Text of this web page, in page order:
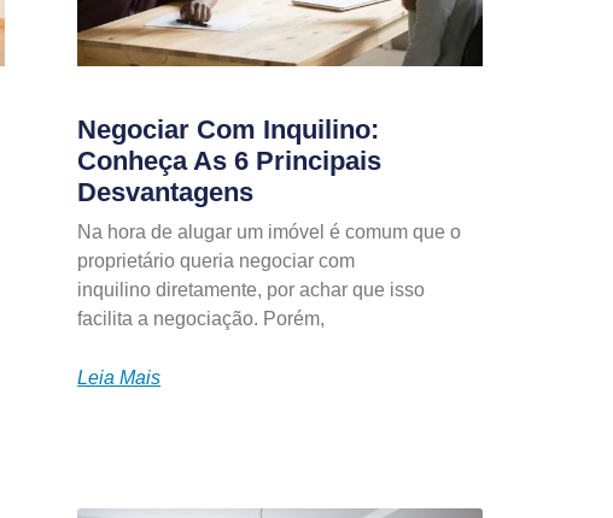
Negociar Com Inquilino:
Conheça As 6 Principais
Desvantagens
Na hora de alugar um imóvel é comum que o
proprietário queria negociar com
inquilino diretamente, por achar que isso
facilita a negociação. Porém,
Leia Mais